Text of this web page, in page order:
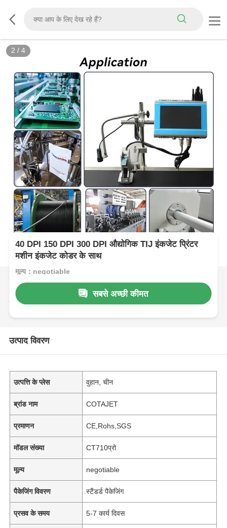
2 / 4
40 DPI 150 DPI 300 DPI औद्योगिक TIJ इंकजेट प्रिंटर
मशीन इंकजेट कोडर के साथ
मूल्य：negotiable
सबसे अच्छी कीमत
उत्पाद विवरण
उत्पत्ति के प्लेस वुहान, चीन
ब्रांड नाम COTAJET
प्रमाणन CE,Rohs,SGS
मॉडल संख्या CT710प्रो
मूल्य negotiable
पैकेजिंग विवरण स्टैंडर्ड पैकेजिंग
प्रसव के समय 5-7 कार्य दिवस